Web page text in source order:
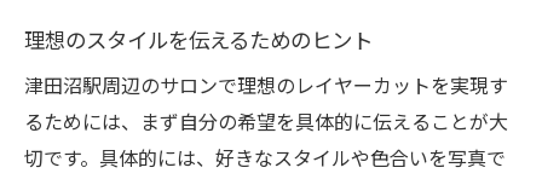
理想のスタイルを伝えるためのヒント
津田沼駅周辺のサロンで理想のレイヤーカットを実現す
るためには、まず自分の希望を具体的に伝えることが大
切です。具体的には、好きなスタイルや色合いを写真で